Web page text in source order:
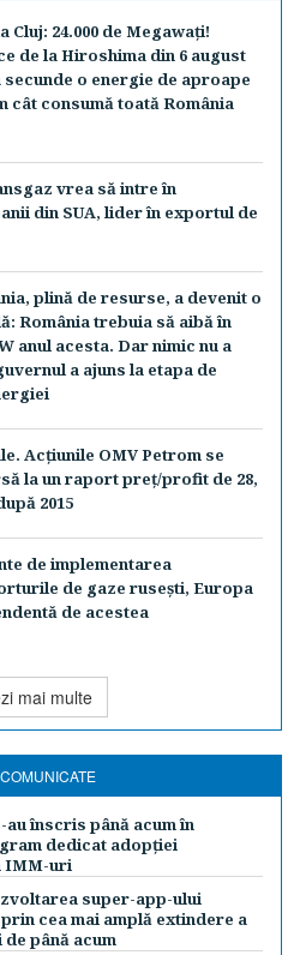
24.000 de Megawaţi!
de la Hiroshima din 6 august
secunde o energie de aproape
cât consumă toată România
vrea să intre în
din SUA, lider în exportul de
plină de resurse, a devenit o
România trebuia să aibă în
anul acesta. Dar nimic nu a
a ajuns la etapa de
Acţiunile OMV Petrom se
la un raport preţ/profit de 28,
2015
de implementarea
de gaze ruseşti, Europa
de acestea
mai multe
au înscris până acum în
dedicat adopției
IMM-uri
super-app-ului
cea mai amplă extindere a
până acum